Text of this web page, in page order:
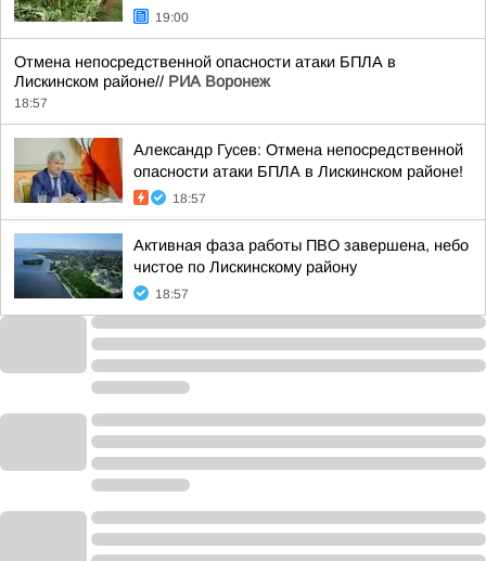
19:00
Отмена непосредственной опасности атаки БПЛА в
Лискинском районе// РИА Воронеж
18:57
Александр Гусев: Отмена непосредственной
опасности атаки БПЛА в Лискинском районе!
18:57
Активная фаза работы ПВО завершена, небо
чистое по Лискинскому району
18:57